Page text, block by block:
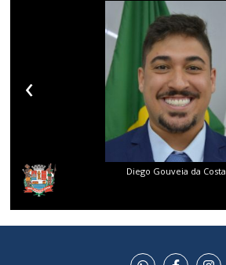
Diego Gouveia da Costa
‹